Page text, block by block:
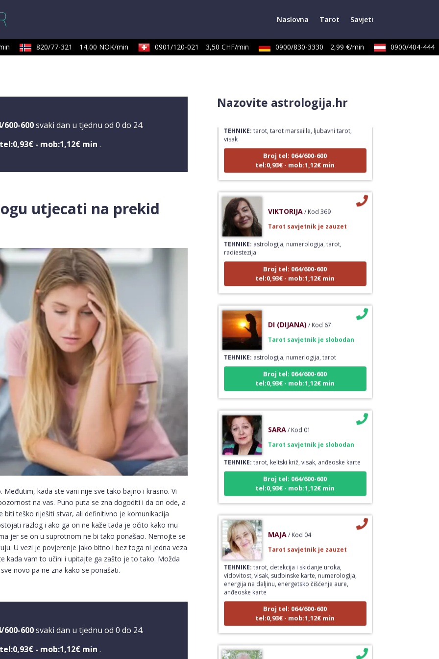
Naslovna Tarot Savjeti
820/77-321 14,00 NOK/min 0901/120-021 3,50 CHF/min 0900/830-3330 2,99 €/min 0900/404-444
600-600 svaki dan u tjednu od 0 do 24.
- mob:1,12€ min .
utjecati na prekid
kada ste vani nije sve tako bajno i krasno. Vi
na vas. Puno puta se zna dogoditi i da on ode, a
biti teško riješiti stvar, ali definitivno je komunikacija
razlog i ako ga on ne kaže tada je očito kako mu
jer se on u suprotnom ne bi tako ponašao. Nemojte se
U vezi je povjerenje jako bitno i bez toga ni jedna veza
kada vam to učini i upitajte ga zašto je to tako. Možda
novo pa ne zna kako se ponašati.
600-600 svaki dan u tjednu od 0 do 24.
- mob:1,12€ min .
Nazovite astrologija.hr
Tarot savjetnik je zauzet
visak
Broj tel: 064/600-600
tel:0,93€ - mob:1,12€ min
TEHNIKE:astrologija, numerologija, tarot,
radiestezija
Broj tel: 064/600-600
tel:0,93€ - mob:1,12€ min
TEHNIKE:astrologija, numerlogija, tarot
Broj tel: 064/600-600
tel:0,93€ - mob:1,12€ min
TEHNIKE:tarot, keltski križ, visak, anđeoske karte
Broj tel: 064/600-600
tel:0,93€ - mob:1,12€ min
TEHNIKE:tarot, detekcija i skidanje uroka,
vidovitost, visak, sudbinske karte, numerologija,
energija na daljinu, energetsko čišćenje aure,
anđeoske karte
Broj tel: 064/600-600
tel:0,93€ - mob:1,12€ min